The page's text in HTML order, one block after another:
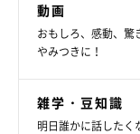
動画
おもしろ、感動、
やみつきに！
雑学・豆知識
明日誰かに話したく